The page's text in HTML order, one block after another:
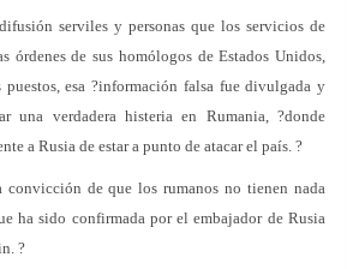
serviles y personas que los servicios de
órdenes de sus homólogos de Estados Unidos,
puestos, esa ?información falsa fue divulgada y
una verdadera histeria en Rumania, ?donde
a Rusia de estar a punto de atacar el país. ?
convicción de que los rumanos no tienen nada
ha sido confirmada por el embajador de Rusia
?